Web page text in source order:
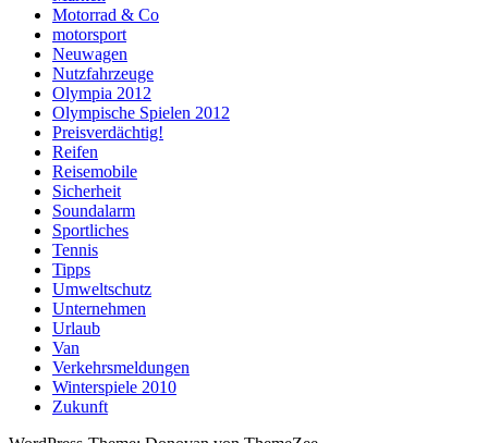
Motorrad & Co
motorsport
Neuwagen
Nutzfahrzeuge
Olympia 2012
Olympische Spielen 2012
Preisverdächtig!
Reifen
Reisemobile
Sicherheit
Soundalarm
Sportliches
Tennis
Tipps
Umweltschutz
Unternehmen
Urlaub
Van
Verkehrsmeldungen
Winterspiele 2010
Zukunft